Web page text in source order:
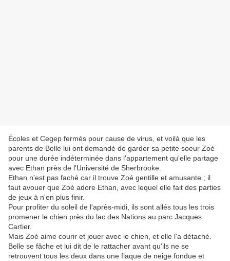
Écoles et Cegep fermés pour cause de virus, et voilà que les
parents de Belle lui ont demandé de garder sa petite soeur Zoé
pour une durée indéterminée dans l'appartement qu'elle partage
avec Ethan près de l'Université de Sherbrooke.
Ethan n'est pas faché car il trouve Zoé gentille et amusante ; il
faut avouer que Zoé adore Ethan, avec lequel elle fait des parties
de jeux à n'en plus finir.
Pour profiter du soleil de l'après-midi, ils sont allés tous les trois
promener le chien près du lac des Nations au parc Jacques
Cartier.
Mais Zoé aime courir et jouer avec le chien, et elle l'a détaché.
Belle se fâche et lui dit de le rattacher avant qu'ils ne se
retrouvent tous les deux dans une flaque de neige fondue et